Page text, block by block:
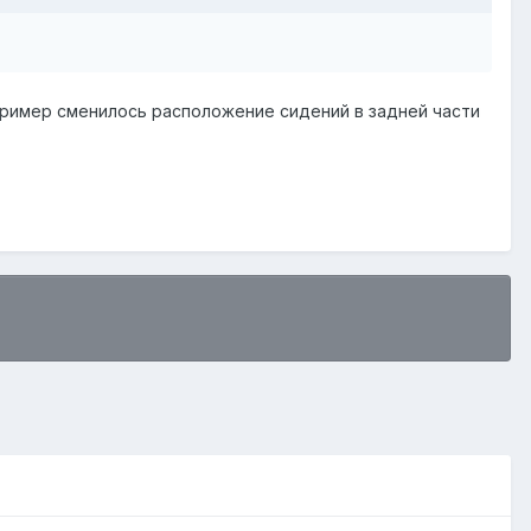
сменилось расположение сидений в задней части